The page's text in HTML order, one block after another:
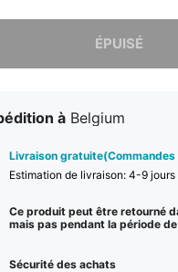
ÉPUISÉ
à Belgium
Livraison
Estimation de livraison: 4-9 jours
Ce produit peut être retourné
mais pas pendant la période
Sécurité des achats